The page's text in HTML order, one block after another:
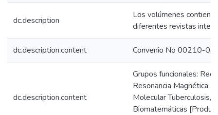
dc.description
Los volúmenes
diferentes revistas
dc.description.content Convenio No 00210-03
dc.description.content
Grupos funcionales:
Resonancia Magnética
Molecular Tuberculosis,
Biomatemáticas